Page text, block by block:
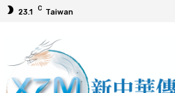
23.1 C Taiwan